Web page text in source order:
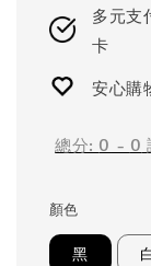
多元支
卡
安心購
總分: 0 - 0
顏色
黑